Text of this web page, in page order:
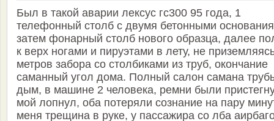
Был в такой аварии лексус гс300 95 года, 1
телефонный столб с двумя бетонными
затем фонарный столб нового образца, далее
к верх ногами и пируэтами в лету, не
метров забора со столбиками из труб, окончание
саманный угол дома. Полный салон самана
дым, в машине 2 человека, ремни были
мой лопнул, оба потеряли сознание на пару
меня трещина в руке, у пассажира со лба